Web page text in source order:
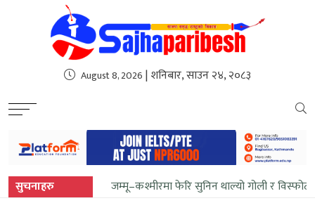
sweet bonanza
August 8, 2026 | शनिबार, साउन २४, २०८३
सुचनाहरु जम्मू–कश्मीरमा फेरि सुनिन थाल्यो गोली र